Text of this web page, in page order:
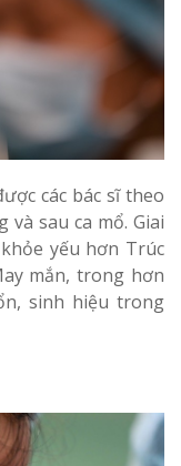
các bác sĩ theo
sau ca mổ. Giai
yếu hơn Trúc
mắn, trong hơn
sinh hiệu trong